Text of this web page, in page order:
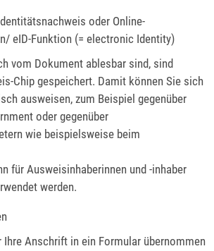
oder Online-
eID-Funktion (= electronic Identity)
vom Dokument ablesbar sind, sind
Chip gespeichert. Damit können Sie sich
ausweisen, zum Beispiel gegenüber
oder gegenüber
wie beispielsweise beim
für Ausweisinhaberinnen und -inhaber
werden.
Ihre Anschrift in ein Formular übernommen